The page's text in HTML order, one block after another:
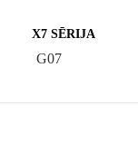
X7 SĒRIJA
G07